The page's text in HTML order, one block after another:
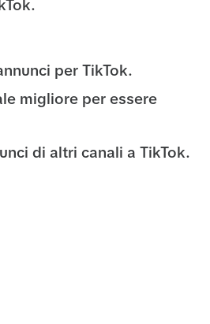
per TikTok.
migliore per essere
di altri canali a TikTok.